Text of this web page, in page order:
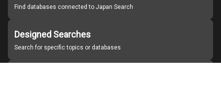
Find databases connected to Japan Search
Designed Searches
Search for specific topics or databases